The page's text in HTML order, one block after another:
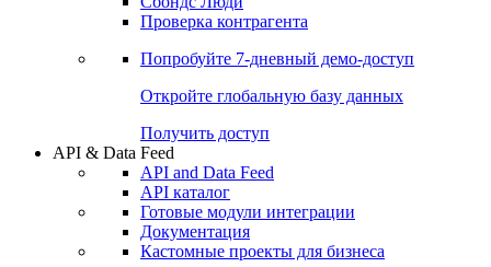
Проверка контрагента
Попробуйте 7-дневный демо-доступ
Откройте глобальную базу данных
Получить доступ
API & Data Feed
API and Data Feed
API каталог
Готовые модули интеграции
Документация
Кастомные проекты для бизнеса